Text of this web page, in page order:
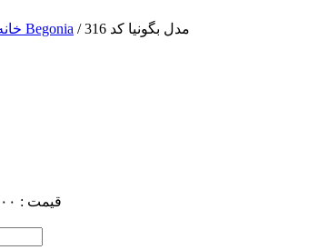
بگونیا Begonia / مدل بگونیا کد 316
قیمت :